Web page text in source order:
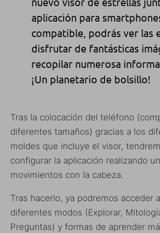
aplicación para
compatible, podrás ver las
disfrutar de fantásticas
recopilar numerosa
¡Un planetario de bolsillo!
Tras la colocación del teléfono
diferentes tamaños) gracias a los
moldes que incluye el visor,
configurar la aplicación realizando
movimientos con la cabeza.
Tras hacerlo, ya podremos acceder
diferentes modos (Explorar,
Preguntas) y formas de aprender